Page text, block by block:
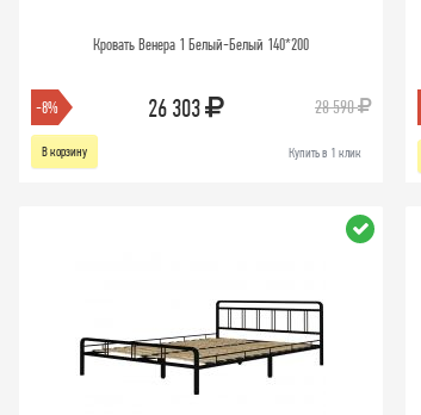
Кровать Венера 1 Белый-Белый 140*200
-8% 26 303 28 590
В корзину Купить в 1 клик